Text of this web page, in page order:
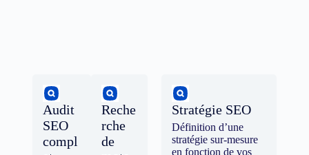
Audit
SEO
compl
Reche
rche
de
Stratégie SEO
Définition d’une
stratégie sur-mesure
en fonction de vos